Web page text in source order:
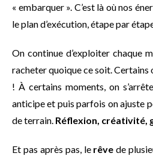
« embarquer ». C’est là où nos
le plan d’exécution, étape par
On continue d’exploiter chaque
racheter quoique ce soit.
! À certains moments, on
anticipe et puis parfois on ajuste
de terrain. Réflexion, créativité,
Et pas après pas, le rêve de